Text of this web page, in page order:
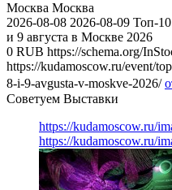
Москва Москва
2026-08-08 2026-08-09 Топ-
и 9 августа в Москве 2026
0 RUB https://schema.org/
https://kudamoscow.ru/event/
8-i-9-avgusta-v-moskve-2026/
Советуем Выставки
https://kudamoscow.ru/
https://kudamoscow.ru/